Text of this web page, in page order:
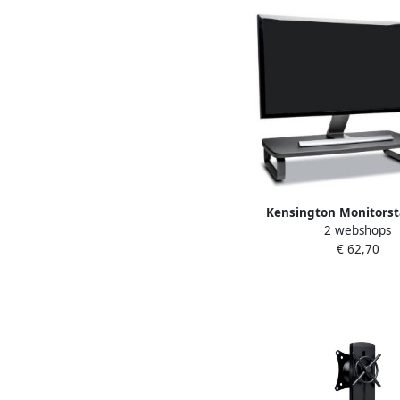
Kensington
SmartFit extra
2 webshops
€ 62,70